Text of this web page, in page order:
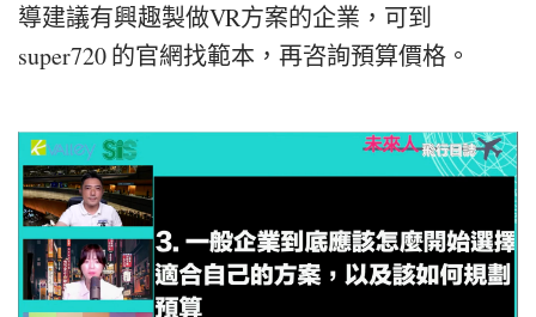
導建議有興趣製做VR方案的企業，可到
super720 的官網找範本，再咨詢預算價格。